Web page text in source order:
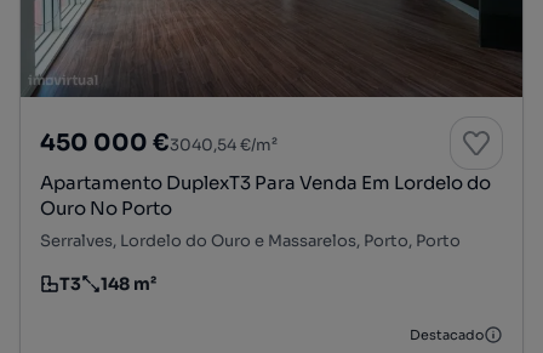
450 000 €3040,54 €/m²
Apartamento DuplexT3 Para Venda Em Lordelo do
Ouro No Porto
Serralves, Lordelo do Ouro e Massarelos, Porto, Porto
Tipologia
T3
Preço por metro quadrado
148 m²
Destacado